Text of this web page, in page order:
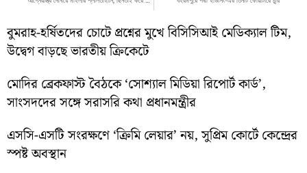
বুমরাহ-হর্ষিতদের চোটে প্রশ্নের মুখে বিসিসিআই মেডিক্যাল টিম,
উদ্বেগ বাড়ছে ভারতীয় ক্রিকেটে
মোদির ব্রেকফাস্ট বৈঠকে ‘সোশ্যাল মিডিয়া রিপোর্ট কার্ড’,
সাংসদদের সঙ্গে সরাসরি কথা প্রধানমন্ত্রীর
এসসি-এসটি সংরক্ষণে ‘ক্রিমি লেয়ার’ নয়, সুপ্রিম কোর্টে কেন্দ্রের
স্পষ্ট অবস্থান